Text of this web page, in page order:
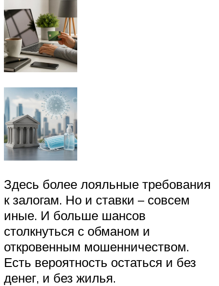
Здесь более лояльные требования
к залогам. Но и ставки – совсем
иные. И больше шансов
столкнуться с обманом и
откровенным мошенничеством.
Есть вероятность остаться и без
денег, и без жилья.